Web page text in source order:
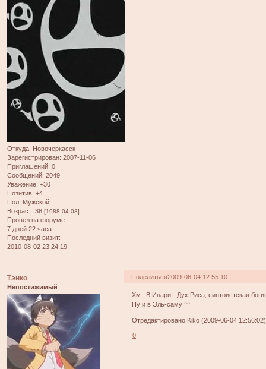
Откуда: Новочеркасск
Зарегистрирован: 2007-11-06
Приглашений: 0
Сообщений: 2049
Уважение: +30
Позитив: +4
Пол: Мужской
Возраст: 38 [1988-04-08]
Провел на форуме:
7 дней 22 часа
Последний визит:
2010-08-02 23:24:19
Поделиться2009-06-04 12:55:10
Тэнко
Непостижимый
Хм...В Инари - Дух Риса, синтоистская
Ну и в Эль-саму ^^
Отредактировано Kiko (2009-06-04 12:56:02)
0